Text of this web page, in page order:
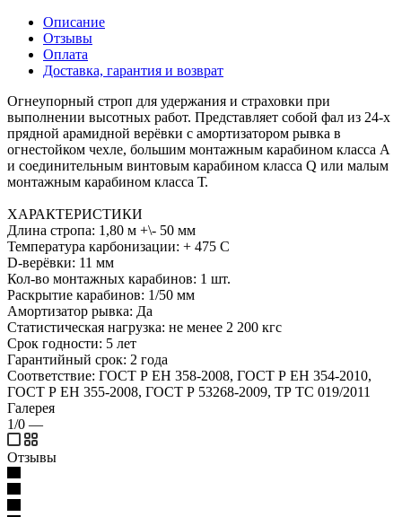
Описание
Отзывы
Оплата
Доставка, гарантия и возврат
Огнеупорный строп для удержания и страховки при
выполнении высотных работ. Представляет собой фал из 24-х
прядной арамидной верёвки с амортизатором рывка в
огнестойком чехле, большим монтажным карабином класса А
и соединительным винтовым карабином класса Q или малым
монтажным карабином класса Т.
ХАРАКТЕРИСТИКИ
Длина стропа: 1,80 м +\- 50 мм
Температура карбонизации: + 475 С
D-верёвки: 11 мм
Кол-во монтажных карабинов: 1 шт.
Раскрытие карабинов: 1/50 мм
Амортизатор рывка: Да
Статистическая нагрузка: не менее 2 200 кгс
Срок годности: 5 лет
Гарантийный срок: 2 года
Соответствие: ГОСТ Р ЕН 358-2008, ГОСТ Р ЕН 354-2010,
ГОСТ Р ЕН 355-2008, ГОСТ Р 53268-2009, ТР ТС 019/2011
Галерея
1/0 —
Отзывы